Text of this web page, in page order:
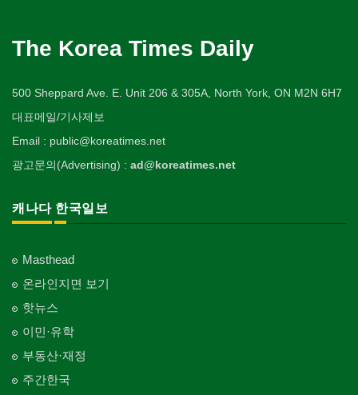
The Korea Times Daily
500 Sheppard Ave. E. Unit 206 & 305A, North York, ON M2N 6H7
대표메일/기사제보
Email : public@koreatimes.net
광고문의(Advertising) : ad@koreatimes.net
캐나다 한국일보
Masthead
온라인지면 보기
핫뉴스
이민·유학
부동산·재정
주간한국